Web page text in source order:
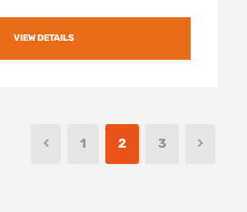
VIEW DETAILS
1 2 3